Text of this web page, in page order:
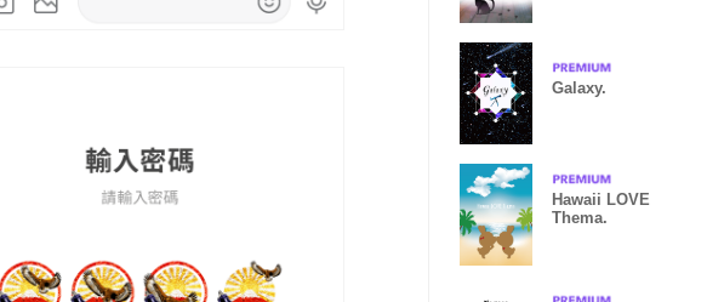
Galaxy.
Hawaii LOVE
Thema.